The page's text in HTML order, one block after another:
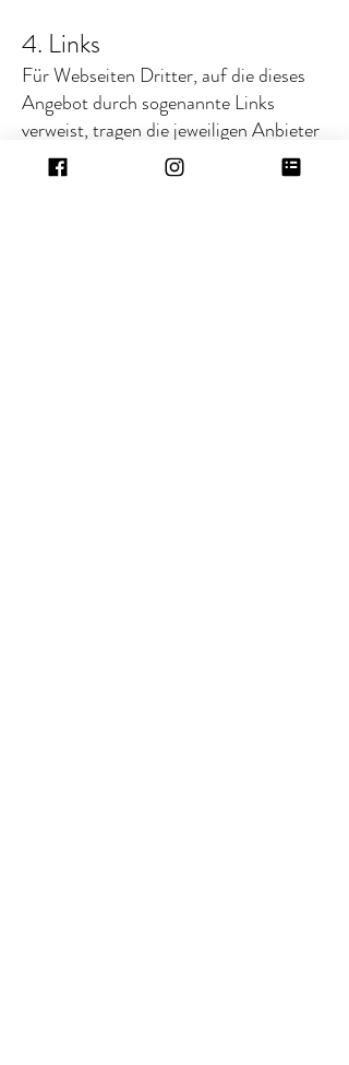
4. Links
Für Webseiten Dritter, auf die dieses
Angebot durch sogenannte Links
verweist, tragen die jeweiligen Anbieter
die Verantwortung. Die Betreiber sind
für den Inhalt solcher Seiten Dritter